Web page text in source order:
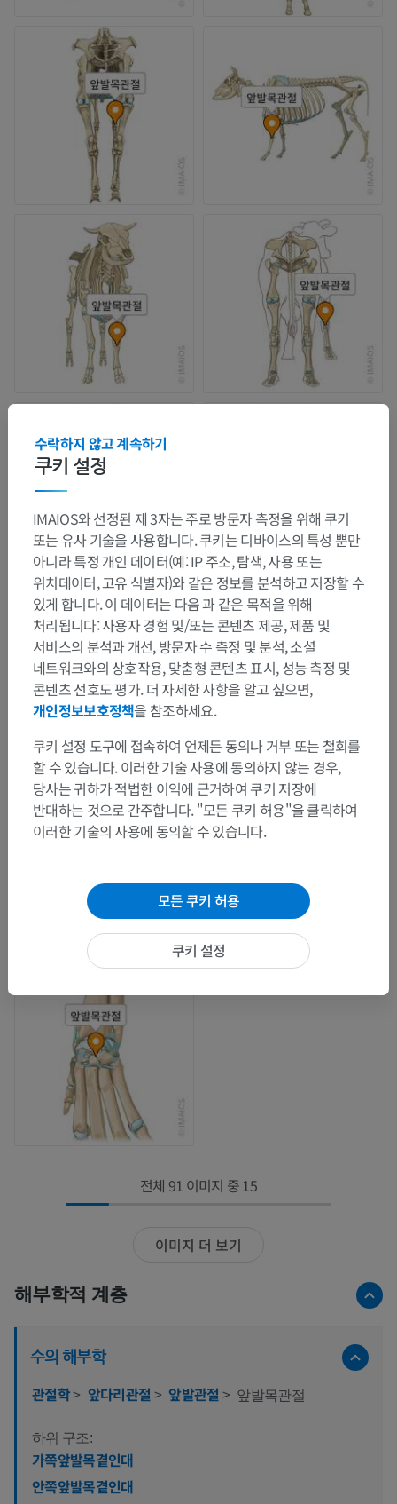
전체 91 이미지 중 15
이미지 더 보기
해부학적 계층
수의 해부학
관절학> 앞다리관절 > 앞발관절 > 앞발목관절
하위 구조:
가쪽앞발목곁인대
안쪽앞발목곁인대
쿠키 설정
수락하지 않고 계속하기
IMAIOS와 선정된 제 3자는 주로 방문자 측정을 위해 쿠키
또는 유사 기술을 사용합니다. 쿠키는 디바이스의 특성 뿐만
아니라 특정 개인 데이터(예: IP 주소, 탐색, 사용 또는
위치데이터, 고유 식별자)와 같은 정보를 분석하고 저장할 수
있게 합니다. 이 데이터는 다음 과 같은 목적을 위해
처리됩니다: 사용자 경험 및/또는 콘텐츠 제공, 제품 및
서비스의 분석과 개선, 방문자 수 측정 및 분석, 소셜
네트워크와의 상호작용, 맞춤형 콘텐츠 표시, 성능 측정 및
콘텐츠 선호도 평가. 더 자세한 사항을 알고 싶으면,
개인정보보호정책을 참조하세요.
쿠키 설정 도구에 접속하여 언제든 동의나 거부 또는 철회를
할 수 있습니다. 이러한 기술 사용에 동의하지 않는 경우,
당사는 귀하가 적법한 이익에 근거하여 쿠키 저장에
반대하는 것으로 간주합니다. "모든 쿠키 허용"을 클릭하여
이러한 기술의 사용에 동의할 수 있습니다.
모든 쿠키 허용
쿠키 설정